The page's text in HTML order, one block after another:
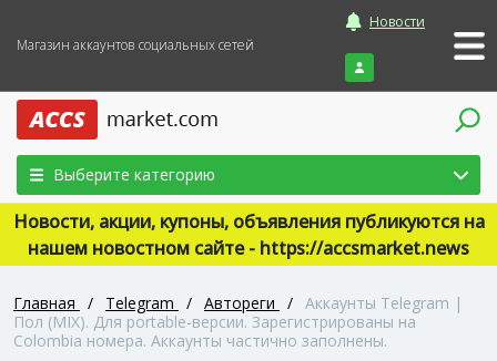
Магазин аккаунтов социальных сетей
Новости
Войти
Выберите категорию
Новости, акции, купоны, объявления публикуются на
нашем новостном сайте - https://accsmarket.news
Главная / Telegram / Автореги / Аккаунты Telegram |
Пол (MIX). Для portable-версии. Зарегистрированы на
Colombia номера. Аккаунты частично заполнены.